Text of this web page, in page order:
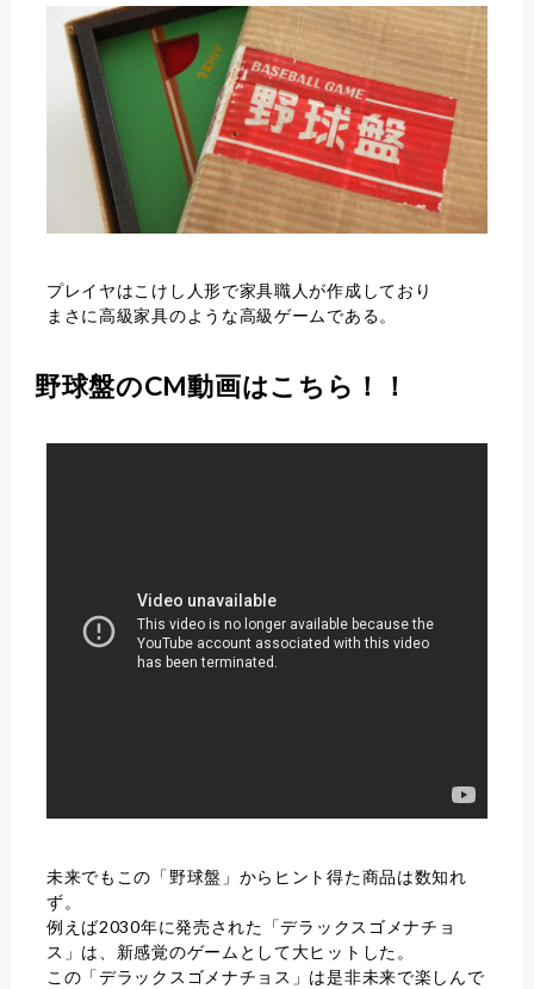
プレイヤはこけし人形で家具職人が作成しており
まさに高級家具のような高級ゲームである。
野球盤のCM動画はこちら！！
未来でもこの「野球盤」からヒント得た商品は数知れ
ず。
例えば2030年に発売された「デラックスゴメナチョ
ス」は、新感覚のゲームとして大ヒットした。
この「デラックスゴメナチョス」は是非未来で楽しんで